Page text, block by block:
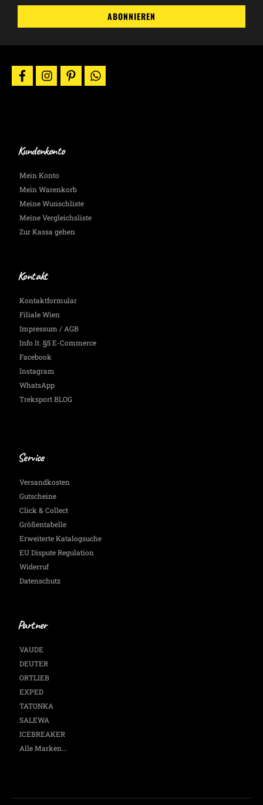
Gutscheincodes,
&
E-
Mail.
Wir
Laufenden.
ABONNIEREN
facebookinstagrampinterestwhatsapp
Kundenkonto
Mein Konto
Mein Warenkorb
Meine Wunschliste
Meine Vergleichsliste
Zur Kassa gehen
Kontakt
Kontaktformular
Filiale Wien
Impressum / AGB
Info lt. §5 E-Commerce
Facebook
Instagram
WhatsApp
Treksport BLOG
Service
Versandkosten
Gutscheine
Click & Collect
Größentabelle
Erweiterte Katalogsuche
EU Dispute Regulation
Widerruf
Datenschutz
Partner
VAUDE
DEUTER
ORTLIEB
EXPED
TATONKA
SALEWA
ICEBREAKER
Alle Marken...